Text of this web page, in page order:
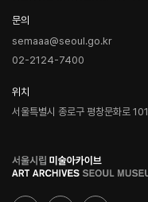
문의
semaaa@seoul.go.kr
02-2124-7400
위치
서울특별시 종로구 평창문화로 101
로
고